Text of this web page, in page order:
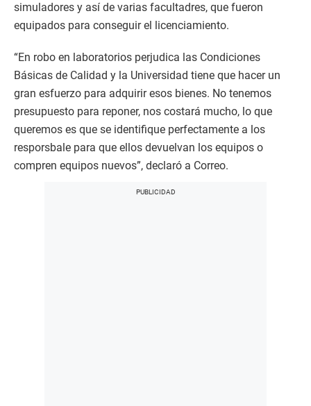
simuladores y así de varias facultadres, que fueron
equipados para conseguir el licenciamiento.
“En robo en laboratorios perjudica las Condiciones
Básicas de Calidad y la Universidad tiene que hacer un
gran esfuerzo para adquirir esos bienes. No tenemos
presupuesto para reponer, nos costará mucho, lo que
queremos es que se identifique perfectamente a los
resporsbale para que ellos devuelvan los equipos o
compren equipos nuevos”, declaró a Correo.